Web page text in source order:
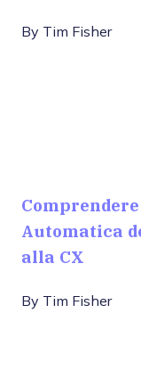
By Tim Fisher
Automatica
alla CX
By Tim Fisher